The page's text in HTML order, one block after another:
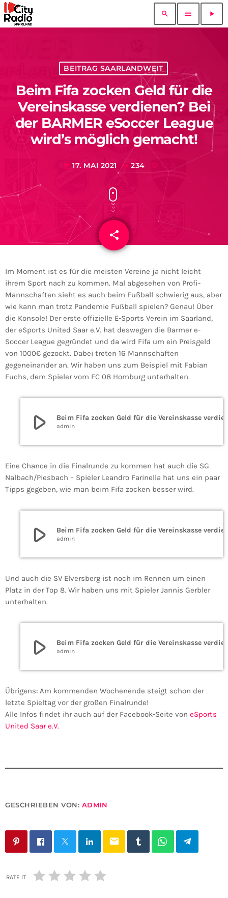
search menu play_arrow
BEITRAG SAARLANDWEIT
Beim Fifa zocken Geld für die
Vereinskasse verdienen? Bei
der BARMER eSoccer League
wird’s möglich gemacht!
today 17. MAI 2021 234
share
email
Im Moment ist es für die meisten Vereine ja nicht leicht
ihrem Sport nach zu kommen. Mal abgesehen von Profi-
Mannschaften sieht es auch beim Fußball schwierig aus, aber
wie kann man trotz Pandemie Fußball spielen? Genau! Über
die Konsole! Der erste offizielle E-Sports Verein im Saarland,
der eSports United Saar e.V. hat deswegen die Barmer e-
Soccer League gegründet und da wird Fifa um ein Preisgeld
von 1000€ gezockt. Dabei treten 16 Mannschaften
gegeneinander an. Wir haben uns zum Beispiel mit Fabian
Fuchs, dem Spieler vom FC 08 Homburg unterhalten.
play_arrow admin
Eine Chance in die Finalrunde zu kommen hat auch die SG
Nalbach/Piesbach – Spieler Leandro Farinella hat uns ein paar
Tipps gegeben, wie man beim Fifa zocken besser wird.
play_arrow admin
Und auch die SV Elversberg ist noch im Rennen um einen
Platz in der Top 8. Wir haben uns mit Spieler Jannis Gerbler
unterhalten.
play_arrow admin
Übrigens: Am kommenden Wochenende steigt schon der
letzte Spieltag vor der großen Finalrunde!
Alle Infos findet ihr auch auf der Facebook-Seite von eSports
United Saar e.V.
GESCHRIEBEN VON: ADMIN
email
RATE IT